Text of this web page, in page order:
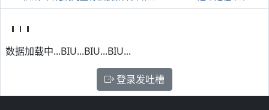
数据加载中...BIU...BIU...BIU...
登录发吐槽